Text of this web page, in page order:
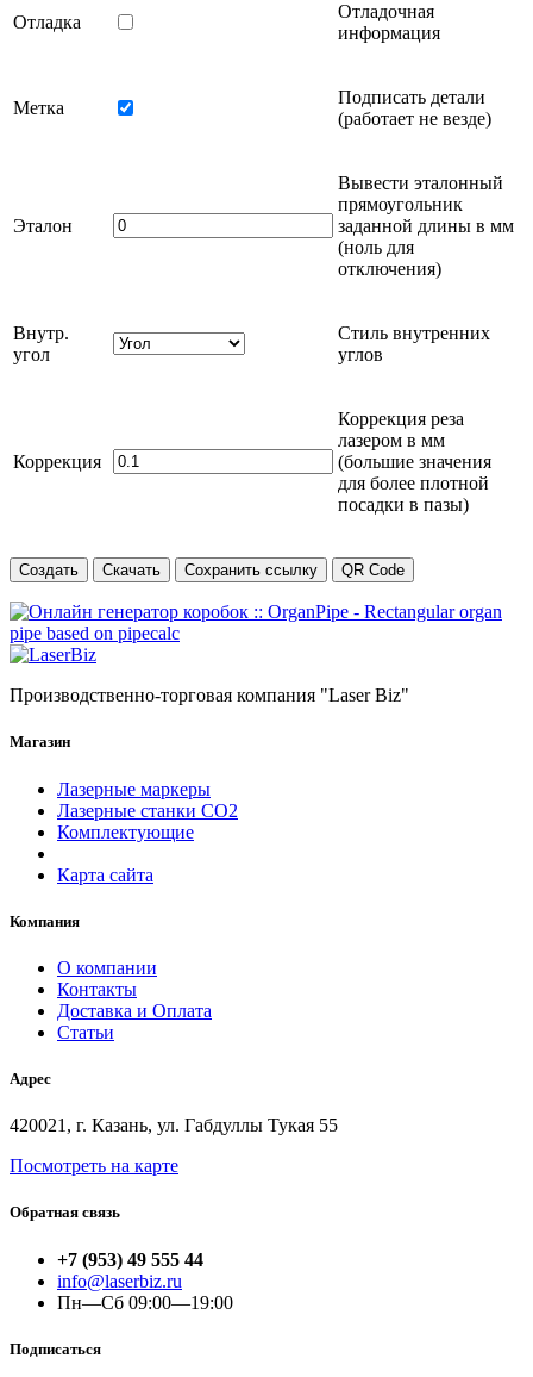
Отладка
Отладочная
информация
Метка
Подписать детали
(работает не везде)
Эталон
Вывести эталонный
прямоугольник
заданной длины в мм
(ноль для
отключения)
Внутр.
угол
Стиль внутренних
углов
Коррекция
Коррекция реза
лазером в мм
(большие значения
для более плотной
посадки в пазы)
Создать Скачать Сохранить ссылку QR Code
Производственно-торговая компания "Laser Biz"
Магазин
Лазерные маркеры
Лазерные станки СО2
Комплектующие
Карта сайта
Компания
О компании
Контакты
Доставка и Оплата
Статьи
Адрес
420021, г. Казань, ул. Габдуллы Тукая 55
Посмотреть на карте
Обратная связь
+7 (953) 49 555 44
info@laserbiz.ru
Пн—Сб 09:00—19:00
Подписаться